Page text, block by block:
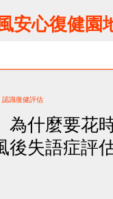
安心復健園
認識復健評估
為什麼要花
後失語症評